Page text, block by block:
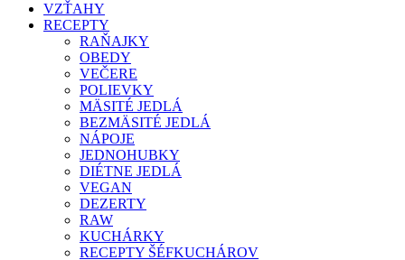
VZŤAHY
RECEPTY
RAŇAJKY
OBEDY
VEČERE
POLIEVKY
MÄSITÉ JEDLÁ
BEZMÄSITÉ JEDLÁ
NÁPOJE
JEDNOHUBKY
DIÉTNE JEDLÁ
VEGAN
DEZERTY
RAW
KUCHÁRKY
RECEPTY ŠÉFKUCHÁROV